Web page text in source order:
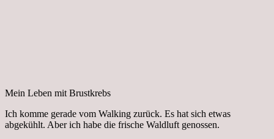
Mein Leben mit Brustkrebs
Ich komme gerade vom Walking zurück. Es hat sich etwas
abgekühlt. Aber ich habe die frische Waldluft genossen.